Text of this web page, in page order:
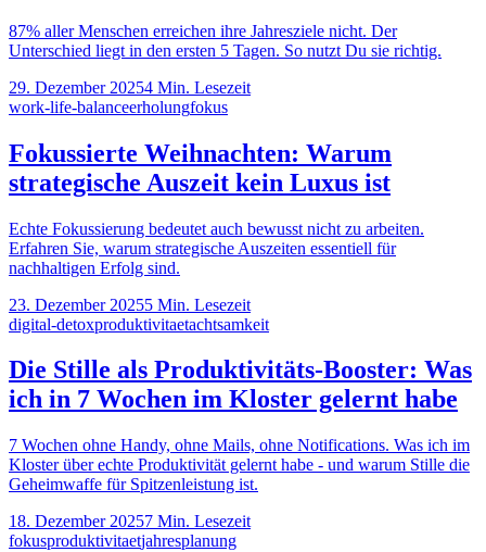
87% aller Menschen erreichen ihre Jahresziele nicht. Der
Unterschied liegt in den ersten 5 Tagen. So nutzt Du sie richtig.
29. Dezember 20254 Min. Lesezeit
work-life-balanceerholungfokus
Fokussierte Weihnachten: Warum
strategische Auszeit kein Luxus ist
Echte Fokussierung bedeutet auch bewusst nicht zu arbeiten.
Erfahren Sie, warum strategische Auszeiten essentiell für
nachhaltigen Erfolg sind.
23. Dezember 20255 Min. Lesezeit
digital-detoxproduktivitaetachtsamkeit
Die Stille als Produktivitäts-Booster: Was
ich in 7 Wochen im Kloster gelernt habe
7 Wochen ohne Handy, ohne Mails, ohne Notifications. Was ich im
Kloster über echte Produktivität gelernt habe - und warum Stille die
Geheimwaffe für Spitzenleistung ist.
18. Dezember 20257 Min. Lesezeit
fokusproduktivitaetjahresplanung